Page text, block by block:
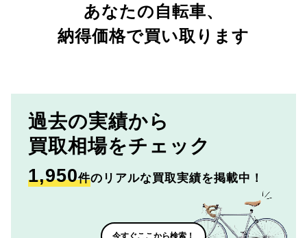
あなたの自転車、
納得価格で買い取ります
過去の実績から
買取相場をチェック
1,950件のリアルな買取実績を掲載中！
今すぐここから検索！